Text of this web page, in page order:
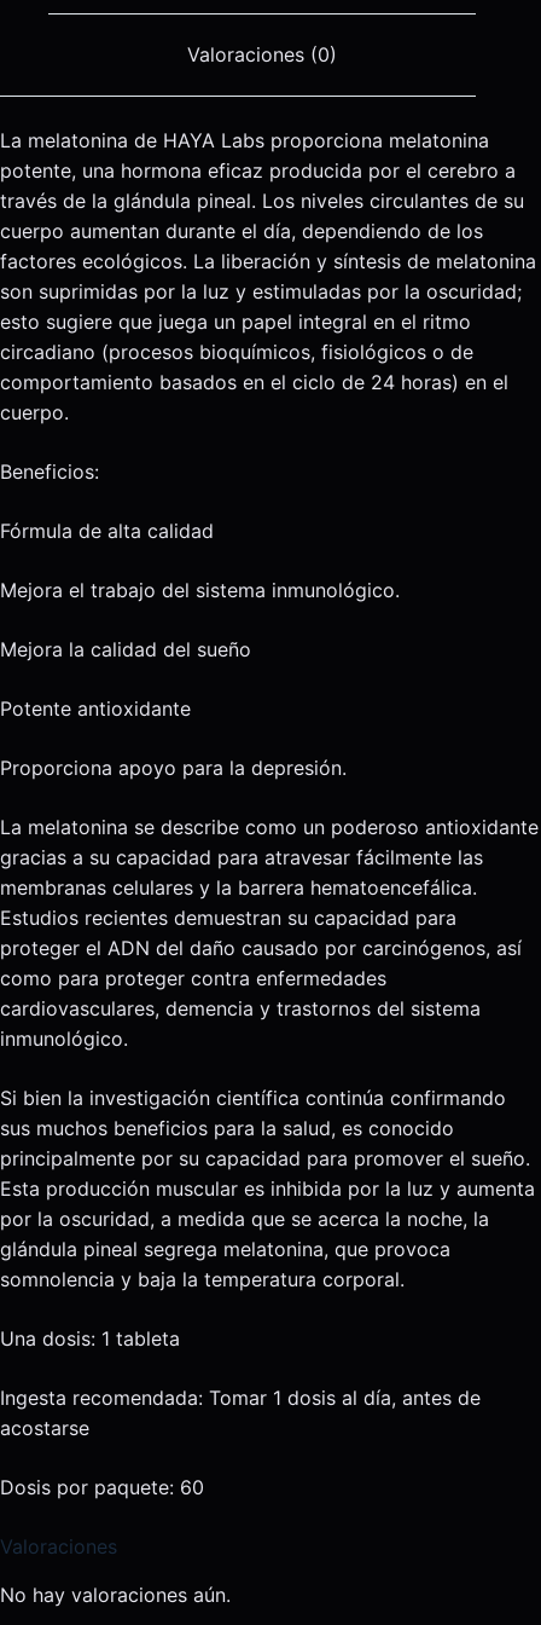
Valoraciones (0)
La melatonina de HAYA Labs proporciona melatonina
potente, una hormona eficaz producida por el cerebro a
través de la glándula pineal. Los niveles circulantes de su
cuerpo aumentan durante el día, dependiendo de los
factores ecológicos. La liberación y síntesis de melatonina
son suprimidas por la luz y estimuladas por la oscuridad;
esto sugiere que juega un papel integral en el ritmo
circadiano (procesos bioquímicos, fisiológicos o de
comportamiento basados ​​en el ciclo de 24 horas) en el
cuerpo.
Beneficios:
Fórmula de alta calidad
Mejora el trabajo del sistema inmunológico.
Mejora la calidad del sueño
Potente antioxidante
Proporciona apoyo para la depresión.
La melatonina se describe como un poderoso antioxidante
gracias a su capacidad para atravesar fácilmente las
membranas celulares y la barrera hematoencefálica.
Estudios recientes demuestran su capacidad para
proteger el ADN del daño causado por carcinógenos, así
como para proteger contra enfermedades
cardiovasculares, demencia y trastornos del sistema
inmunológico.
Si bien la investigación científica continúa confirmando
sus muchos beneficios para la salud, es conocido
principalmente por su capacidad para promover el sueño.
Esta producción muscular es inhibida por la luz y aumenta
por la oscuridad, a medida que se acerca la noche, la
glándula pineal segrega melatonina, que provoca
somnolencia y baja la temperatura corporal.
Una dosis: 1 tableta
Ingesta recomendada: Tomar 1 dosis al día, antes de
acostarse
Dosis por paquete: 60
Valoraciones
No hay valoraciones aún.